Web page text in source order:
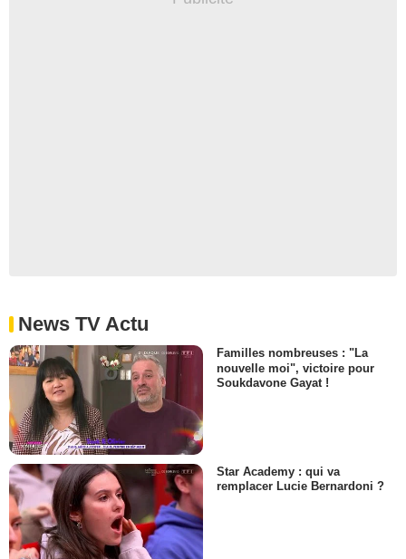
News TV Actu
Familles nombreuses : "La
nouvelle moi", victoire pour
Soukdavone Gayat !
Star Academy : qui va
remplacer Lucie Bernardoni ?